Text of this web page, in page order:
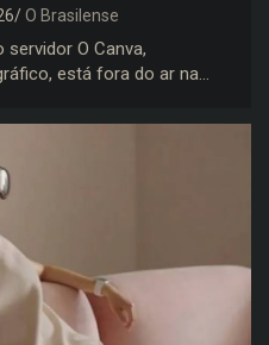
O Brasilense
O Canva,
está fora do ar na…